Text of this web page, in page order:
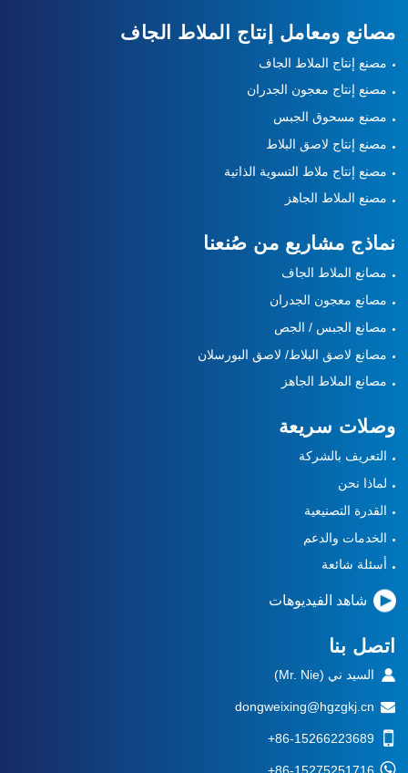
مصانع ومعامل إنتاج الملاط الجاف
مصنع إنتاج الملاط الجاف
مصنع إنتاج معجون الجدران
مصنع مسحوق الجبس
مصنع إنتاج لاصق البلاط
مصنع إنتاج ملاط التسوية الذاتية
مصنع الملاط الجاهز
نماذج مشاريع من صُنعنا
مصانع الملاط الجاف
مصانع معجون الجدران
مصانع الجبس / الجص
مصانع لاصق البلاط/ لاصق البورسلان
مصانع الملاط الجاهز
وصلات سريعة
التعريف بالشركة
لماذا نحن
القدرة التصنيعية
الخدمات والدعم
أسئلة شائعة
شاهد الفيديوهات
اتصل بنا
السيد ني (Mr. Nie)
dongweixing@hgzgkj.cn
+86-15266223689